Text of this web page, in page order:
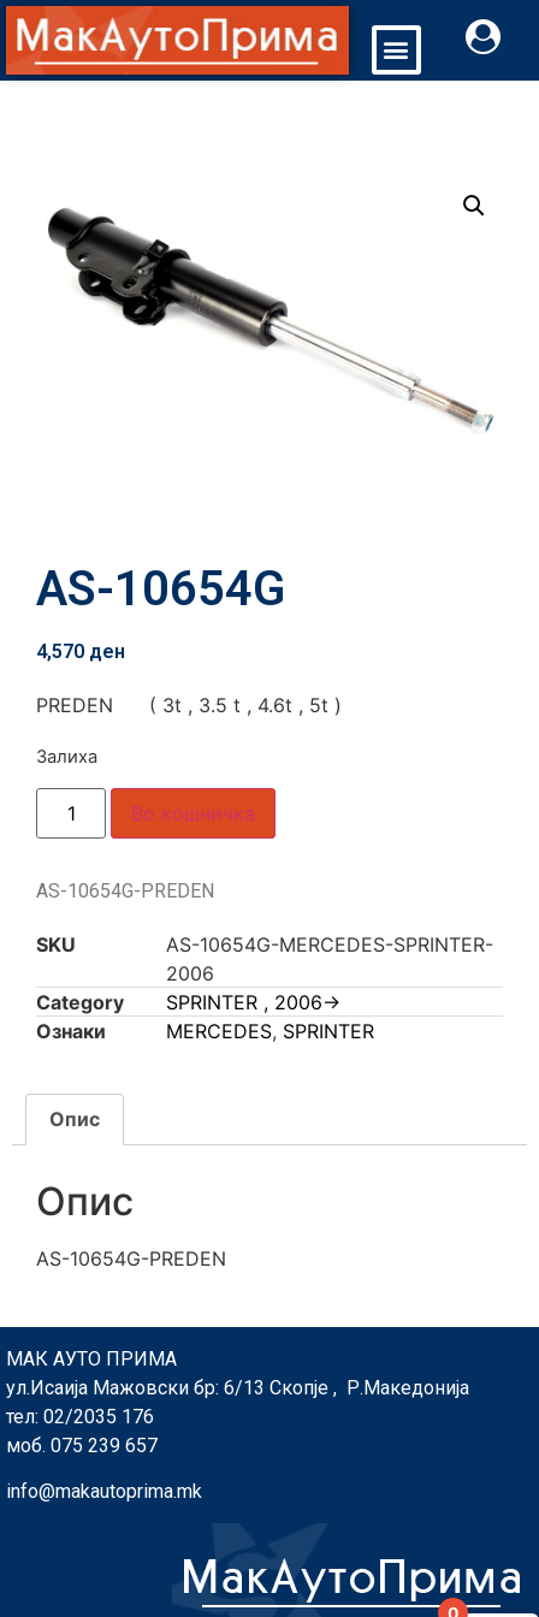
AS-10654G
4,570 ден
PREDEN ( 3t , 3.5 t , 4.6t , 5t )
Залиха
Во кошничка
AS-10654G-PREDEN
SKU
AS-10654G-MERCEDES-SPRINTER-
2006
Category
SPRINTER , 2006->
Ознаки
MERCEDES, SPRINTER
Опис
Опис
AS-10654G-PREDEN
МАК АУТО ПРИМА
ул.Исаија Мажовски бр: 6/13 Скопје , Р.Македонија
тел: 02/2035 176
моб. 075 239 657
info@makautoprima.mk
0